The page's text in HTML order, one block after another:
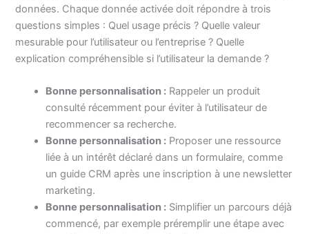
données. Chaque donnée activée doit répondre à trois
questions simples : Quel usage précis ? Quelle valeur
mesurable pour l’utilisateur ou l’entreprise ? Quelle
explication compréhensible si l’utilisateur la demande ?
Bonne personnalisation : Rappeler un produit
consulté récemment pour éviter à l’utilisateur de
recommencer sa recherche.
Bonne personnalisation : Proposer une ressource
liée à un intérêt déclaré dans un formulaire, comme
un guide CRM après une inscription à une newsletter
marketing.
Bonne personnalisation : Simplifier un parcours déjà
commencé, par exemple préremplir une étape avec